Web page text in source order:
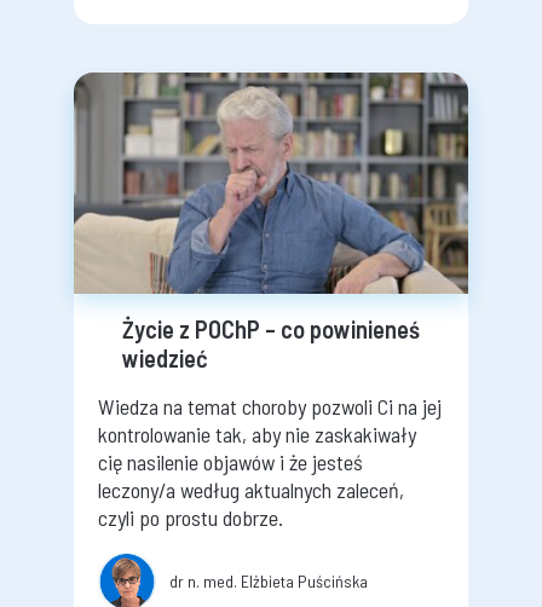
Życie z POChP – co powinieneś
wiedzieć
Wiedza na temat choroby pozwoli Ci na jej
kontrolowanie tak, aby nie zaskakiwały
cię nasilenie objawów i że jesteś
leczony/a według aktualnych zaleceń,
czyli po prostu dobrze.
dr n. med. Elżbieta Puścińska